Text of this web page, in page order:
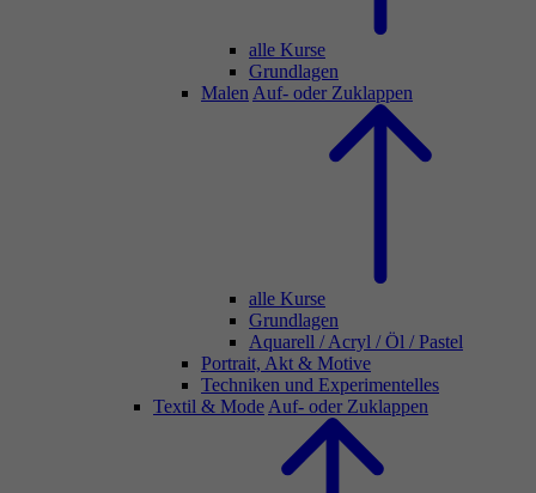
alle Kurse
Grundlagen
Malen Auf- oder Zuklappen
alle Kurse
Grundlagen
Aquarell / Acryl / Öl / Pastel
Portrait, Akt & Motive
Techniken und Experimentelles
Textil & Mode Auf- oder Zuklappen